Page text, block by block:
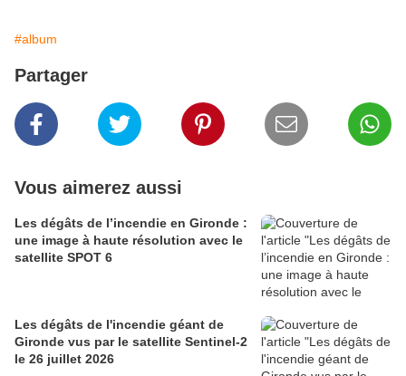
#album
Partager
Vous aimerez aussi
Les dégâts de l’incendie en Gironde :
une image à haute résolution avec le
satellite SPOT 6
Les dégâts de l'incendie géant de
Gironde vus par le satellite Sentinel-2
le 26 juillet 2026